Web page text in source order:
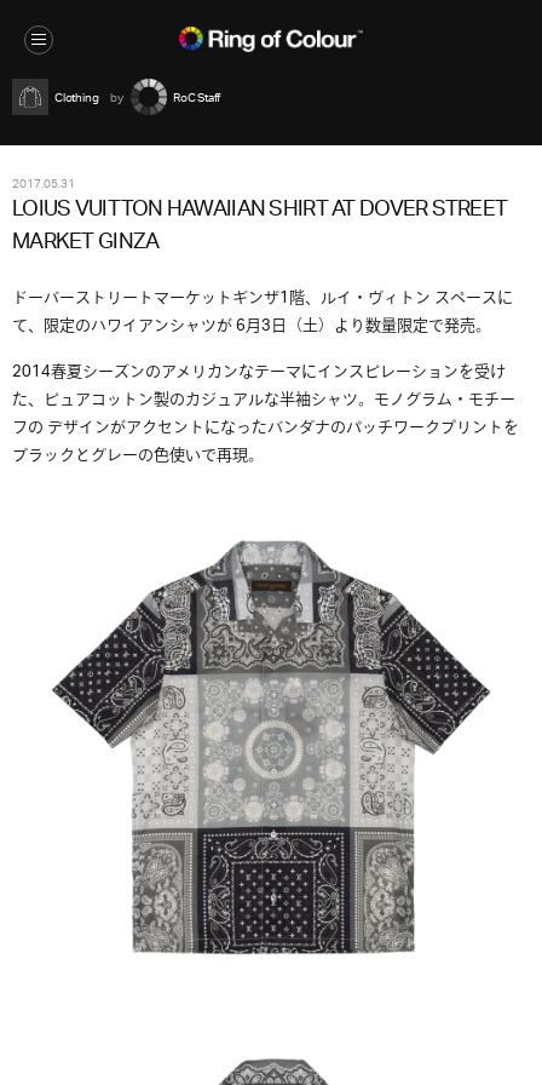
Clothing RoC Staff
2017.05.31
LOIUS VUITTON HAWAIIAN SHIRT AT DOVER STREET
MARKET GINZA
ドーバーストリートマーケットギンザ1階、ルイ・ヴィトン スペースに
て、限定のハワイアンシャツが 6月3日（土）より数量限定で発売。
2014春夏シーズンのアメリカンなテーマにインスピレーションを受け
た、ピュアコットン製のカジュアルな半袖シャツ。モノグラム・モチー
フの デザインがアクセントになったバンダナのパッチワークプリントを
ブラックとグレーの色使いで再現。